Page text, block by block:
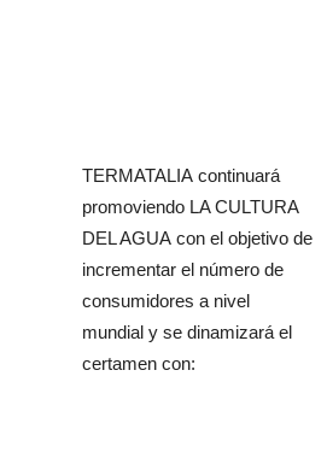
TERMATALIA continuará
promoviendo LA CULTURA
DEL AGUA con el objetivo de
incrementar el número de
consumidores a nivel
mundial y se dinamizará el
certamen con: